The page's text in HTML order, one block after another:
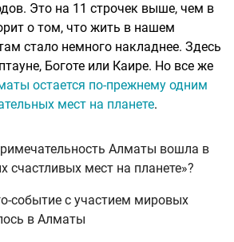
Это на 11 строчек выше, чем в
о том, что жить в нашем
стало немного накладнее. Здесь
Боготе или Каире. Но все же
остается по-прежнему одним
мест на планете.
Алматы вошла в
счастливых мест на планете»?
событие с участием мировых
в Алматы